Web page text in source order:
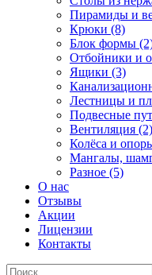
Пирамиды и
Крюки (8)
Блок формы
Отбойники и
Ящики (3)
Лестницы и
Подвесные
Вентиляция (2)
Колёса и
Мангалы,
Разное (5)
О нас
Отзывы
Акции
Лицензии
Контакты